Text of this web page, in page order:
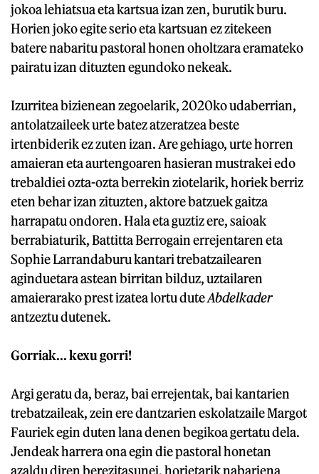
jokoa lehiatsua eta kartsua izan zen, burutik buru.
Horien joko egite serio eta kartsuan ez zitekeen
batere nabaritu pastoral honen oholtzara eramateko
pairatu izan dituzten egundoko nekeak.
Izurritea bizienean zegoelarik, 2020ko udaberrian,
antolatzaileek urte batez atzeratzea beste
irtenbiderik ez zuten izan. Are gehiago, urte horren
amaieran eta aurtengoaren hasieran mustrakei edo
trebaldiei ozta-ozta berrekin ziotelarik, horiek berriz
eten behar izan zituzten, aktore batzuek gaitza
harrapatu ondoren. Hala eta guztiz ere, saioak
berrabiaturik, Battitta Berrogain errejentaren eta
Sophie Larrandaburu kantari trebatzailearen
aginduetara astean birritan bilduz, uztailaren
amaierarako prest izatea lortu duteAbdelkader
antzeztu dutenek.
Gorriak... kexu gorri!
Argi geratu da, beraz, bai errejentak, bai kantarien
trebatzaileak, zein ere dantzarien eskolatzaile Margot
Fauriek egin duten lana denen begikoa gertatu dela.
Jendeak harrera ona egin die pastoral honetan
azaldu diren berezitasunei, horietarik nabariena